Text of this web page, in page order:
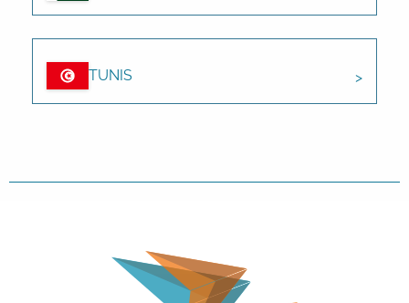
TUNIS